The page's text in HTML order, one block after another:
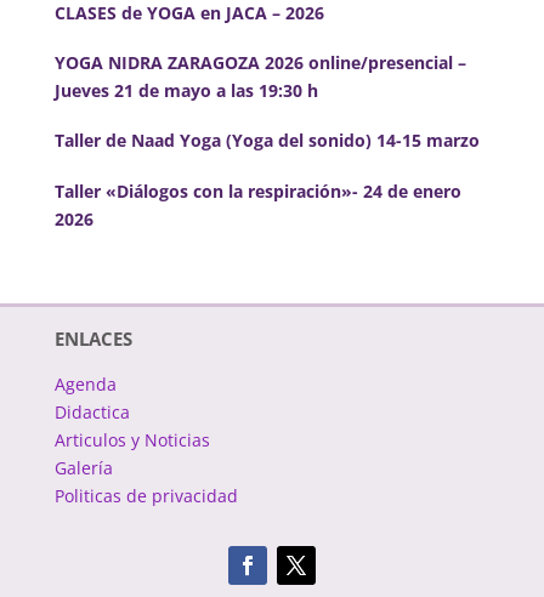
CLASES de YOGA en JACA – 2026
YOGA NIDRA ZARAGOZA 2026 online/presencial –
Jueves 21 de mayo a las 19:30 h
Taller de Naad Yoga (Yoga del sonido) 14-15 marzo
Taller «Diálogos con la respiración»- 24 de enero
2026
ENLACES
Agenda
Didactica
Articulos y Noticias
Galería
Politicas de privacidad